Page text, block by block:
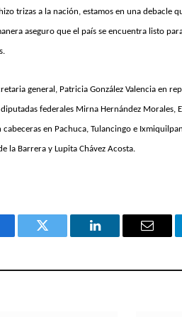
trizas a la nación, estamos en una debacle
aseguro que el país se encuentra listo
general, Patricia González Valencia en
federales Mirna Hernández Morales,
en Pachuca, Tulancingo e
la Barrera y Lupita Chávez Acosta.
Twitter LinkedIn Email